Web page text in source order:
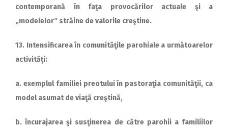
contemporană în faţa provocărilor actuale şi a
„modelelor“ străine de valorile creştine.
13. Intensificarea în comunităţile parohiale a următoarelor
activităţi:
a. exemplul familiei preotului în pastoraţia comunităţii, ca
model asumat de viaţă creştină,
b. încurajarea şi susţinerea de către parohii a familiilor